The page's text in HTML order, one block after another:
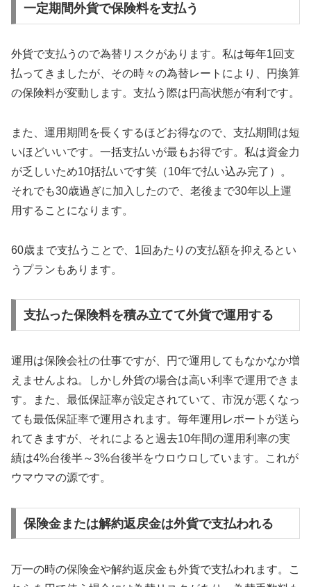
一定期間外貨で保険料を支払う
外貨で支払うので為替リスクがあります。私は毎年1回支
払ってきましたが、その時々の為替レートにより、円換算
の保険料が変動します。支払う際は円高状態が有利です。
また、運用期間を長くするほどお得なので、支払期間は短
いほどいいです。一括支払いが最もお得です。私は資金力
が乏しいため10括払いです笑（10年で払い込み完了）。
それでも30歳過ぎに加入したので、老後まで30年以上運
用することになります。
60歳まで支払うことで、1回あたりの支払額を抑えるとい
うプランもあります。
支払った保険料を積み立てて外貨で運用する
運用は保険会社の仕事ですが、円で運用してもなかなか増
えませんよね。しかし外貨の場合は高い利率で運用できま
す。また、最低保証率が設定されていて、市況が悪くなっ
ても最低保証率で運用されます。毎年運用レポートが送ら
れてきますが、それによると過去10年間の運用利率の実
績は4%台後半～3%台後半をウロウロしています。これが
ウマウマの源です。
保険金または解約返戻金は外貨で支払われる
万一の時の保険金や解約返戻金も外貨で支払われます。こ